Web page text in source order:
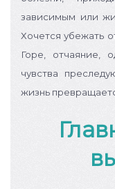
зависимым или
Хочется убежать
Горе, отчаяние,
чувства
жизнь